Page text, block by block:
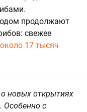
продолжают
свежее
около 17 тысяч
о новых открытиях
Особенно с